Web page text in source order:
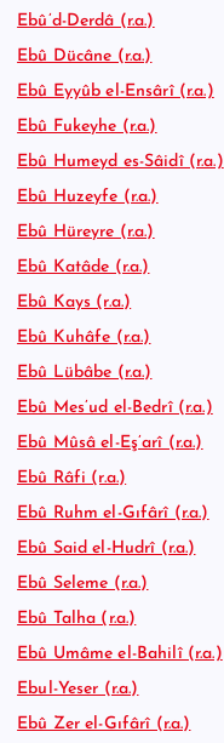
Ebû’d-Derdâ (r.a.)
Ebû Dücâne (r.a.)
Ebû Eyyûb el-Ensârî (r.a.)
Ebû Fukeyhe (r.a.)
Ebû Humeyd es-Sâidî (r.a.)
Ebû Huzeyfe (r.a.)
Ebû Hüreyre (r.a.)
Ebû Katâde (r.a.)
Ebû Kays (r.a.)
Ebû Kuhâfe (r.a.)
Ebû Lübâbe (r.a.)
Ebû Mes’ud el-Bedrî (r.a.)
Ebû Mûsâ el-Eş’arî (r.a.)
Ebû Râfi (r.a.)
Ebû Ruhm el-Gıfârî (r.a.)
Ebû Said el-Hudrî (r.a.)
Ebû Seleme (r.a.)
Ebû Talha (r.a.)
Ebû Umâme el-Bahilî (r.a.)
Ebul-Yeser (r.a.)
Ebû Zer el-Gıfârî (r.a.)